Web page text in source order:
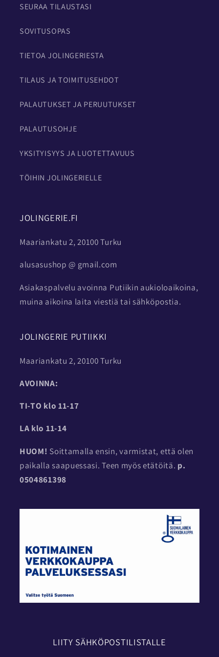
SEURAA TILAUSTASI
SOVITUSOPAS
TIETOA JOLINGERIESTA
TILAUS JA TOIMITUSEHDOT
PALAUTUKSET JA PERUUTUKSET
PALAUTUSOHJE
YKSITYISYYS JA LUOTETTAVUUS
TÖIHIN JOLINGERIELLE
JOLINGERIE.FI
Maariankatu 2, 20100 Turku
alusasushop @ gmail.com
Asiakaspalvelu avoinna Putiikin aukioloaikoina,
muina aikoina laita viestiä tai sähköpostia.
JOLINGERIE PUTIIKKI
Maariankatu 2, 20100 Turku
AVOINNA:
TI-TO klo 11-17
LA klo 11-14
HUOM! Soittamalla ensin, varmistat, että olen
paikalla saapuessasi. Teen myös etätöitä. p.
0504861398
LIITY SÄHKÖPOSTILISTALLE